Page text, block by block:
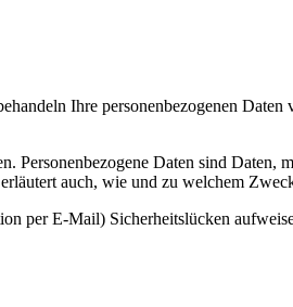
Ihre personenbezogenen
Personenbezogene Daten sind
auch, wie und zu welchem
per E-Mail) Sicherheitslücken